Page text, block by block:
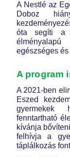
A Nestlé az
Doboz
óta segíti a
egészséges
A program
A 2021-ben
Eszed
gyermekek
fenntartható
kívánja
felhívja a
táplálkozás